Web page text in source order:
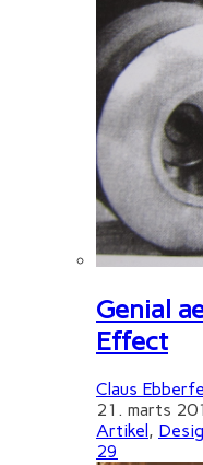
Genial
Effect
Claus
21. marts
Artikel,
29